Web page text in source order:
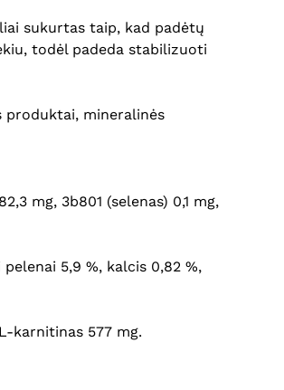
sukurtas taip, kad padėtų
todėl padeda stabilizuoti
produktai, mineralinės
mg, 3b801 (selenas) 0,1 mg,
5,9 %, kalcis 0,82 %,
karnitinas 577 mg.